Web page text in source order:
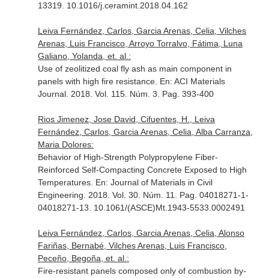
13319. 10.1016/j.ceramint.2018.04.162
Leiva Fernández, Carlos, Garcia Arenas, Celia, Vilches
Arenas, Luis Francisco, Arroyo Torralvo, Fátima, Luna
Galiano, Yolanda, et. al.:
Use of zeolitized coal fly ash as main component in
panels with high fire resistance. En: ACI Materials
Journal. 2018. Vol. 115. Núm. 3. Pag. 393-400
Rios Jimenez, Jose David, Cifuentes, H., Leiva
Fernández, Carlos, Garcia Arenas, Celia, Alba Carranza,
Maria Dolores:
Behavior of High-Strength Polypropylene Fiber-
Reinforced Self-Compacting Concrete Exposed to High
Temperatures. En: Journal of Materials in Civil
Engineering . 2018. Vol. 30. Núm. 11. Pag. 04018271-1-
04018271-13. 10.1061/(ASCE)Mt.1943-5533.0002491
Leiva Fernández, Carlos, Garcia Arenas, Celia, Alonso
Fariñas, Bernabé, Vilches Arenas, Luis Francisco,
Peceño, Begoña, et. al.:
Fire-resistant panels composed only of combustion by-